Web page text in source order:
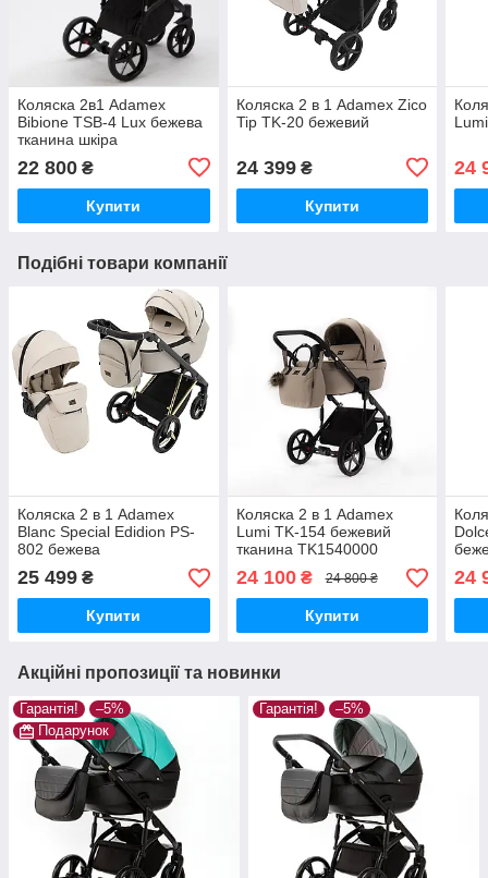
Коляска 2в1 Adamex
Bibione TSB-4 Lux бежева
тканина шкіра
22 800 ₴
Купити
Коляска 2 в 1 Adamex Zico
Tip TK-20 бежевий
24 399₴
Купити
24
Подібні товари компанії
Коляска 2 в 1 Adamex
Blanc Special Edidion PS-
802 бежева
25 499 ₴
Купити
Коляска 2 в 1 Adamex
Lumi TK-154 бежевий
тканина TK1540000
24 100₴ 24 800 ₴
Купити
24
Акційні пропозиції та новинки
Гарантія!
–5%
Подарунок
Гарантія! –5%